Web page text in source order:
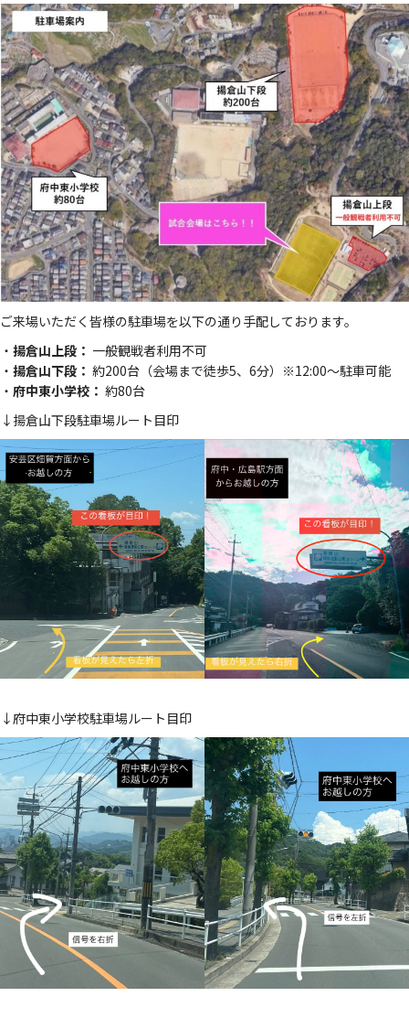
ご来場いただく皆様の駐車場を以下の通り手配しております。
・ 揚倉山上段： 一般観戦者利用不可
・ 揚倉山下段： 約200台（会場まで徒歩5、6分）※12:00〜駐車可能
・ 府中東小学校： 約80台
↓揚倉山下段駐車場ルート目印
↓府中東小学校駐車場ルート目印